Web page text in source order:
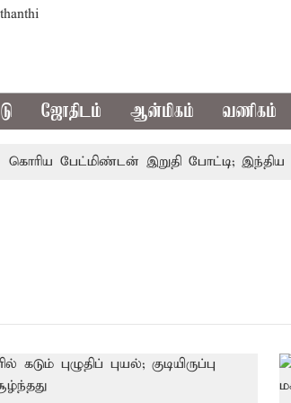
ஜோதிடம் ஆன்மிகம் வணிகம்
பேட்மிண்டன் இறுதி போட்டி; இந்திய